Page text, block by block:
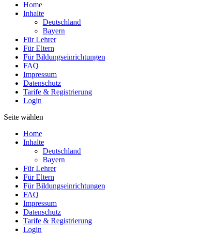
Home
Inhalte
Deutschland
Bayern
Für Lehrer
Für Eltern
Für Bildungseinrichtungen
FAQ
Impressum
Datenschutz
Tarife & Registrierung
Login
Seite wählen
Home
Inhalte
Deutschland
Bayern
Für Lehrer
Für Eltern
Für Bildungseinrichtungen
FAQ
Impressum
Datenschutz
Tarife & Registrierung
Login